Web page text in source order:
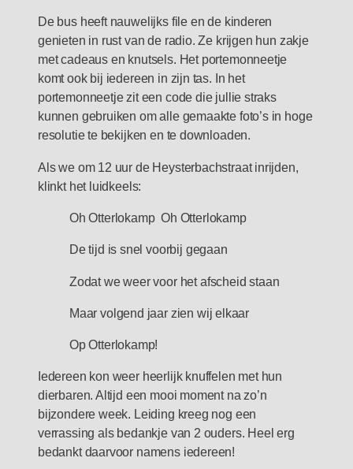
De bus heeft nauwelijks file en de kinderen
genieten in rust van de radio. Ze krijgen hun zakje
met cadeaus en knutsels. Het portemonneetje
komt ook bij iedereen in zijn tas. In het
portemonneetje zit een code die jullie straks
kunnen gebruiken om alle gemaakte foto’s in hoge
resolutie te bekijken en te downloaden.
Als we om 12 uur de Heysterbachstraat inrijden,
klinkt het luidkeels:
Oh Otterlokamp Oh Otterlokamp
De tijd is snel voorbij gegaan
Zodat we weer voor het afscheid staan
Maar volgend jaar zien wij elkaar
Op Otterlokamp!
Iedereen kon weer heerlijk knuffelen met hun
dierbaren. Altijd een mooi moment na zo’n
bijzondere week. Leiding kreeg nog een
verrassing als bedankje van 2 ouders. Heel erg
bedankt daarvoor namens iedereen!